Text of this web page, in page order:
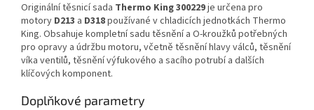
Originální těsnicí sada Thermo King 300229je určena pro
motory D213 a D318používané v chladicích jednotkách Thermo
King. Obsahuje kompletní sadu těsnění a O-kroužků potřebných
pro opravy a údržbu motoru, včetně těsnění hlavy válců, těsnění
víka ventilů, těsnění výfukového a sacího potrubí a dalších
klíčových komponent.
Doplňkové parametry